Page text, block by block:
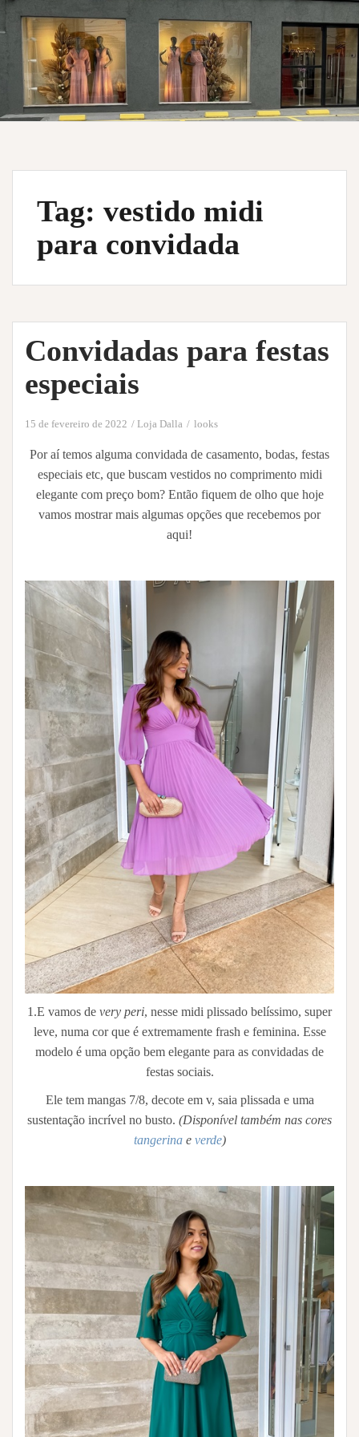
Tag: vestido midi
para convidada
Convidadas para festas
especiais
15 de fevereiro de 2022 Loja Dalla looks
Por aí temos alguma convidada de casamento, bodas, festas
especiais etc, que buscam vestidos no comprimento midi
elegante com preço bom? Então fiquem de olho que hoje
vamos mostrar mais algumas opções que recebemos por
aqui!
1.E vamos de very peri, nesse midi plissado belíssimo, super
leve, numa cor que é extremamente frash e feminina. Esse
modelo é uma opção bem elegante para as convidadas de
festas sociais.
Ele tem mangas 7/8, decote em v, saia plissada e uma
sustentação incrível no busto. (Disponível também nas cores
tangerina e verde)